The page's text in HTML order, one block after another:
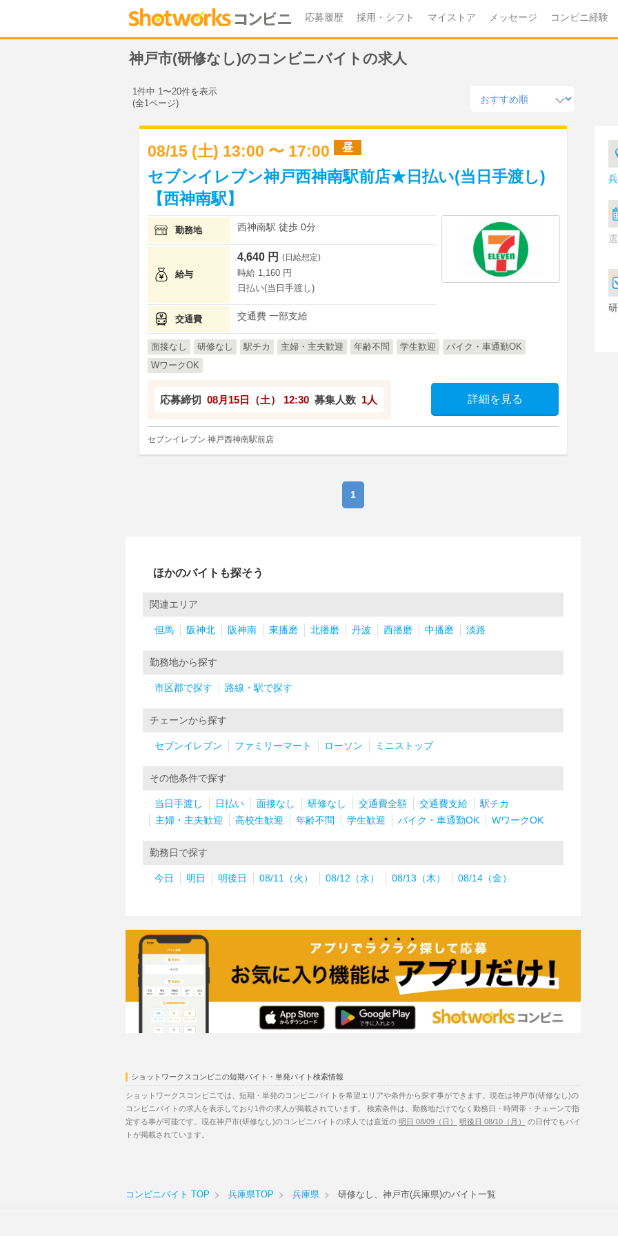
応募履歴 採用・シフト マイストア メッセージ コンビニ経験
神戸市(研修なし)のコンビニバイトの求人
1件中 1〜20件を表示
(全1ページ)
08/15 (土) 13:00 〜 17:00 昼
セブンイレブン神戸西神南駅前店★日払い(当日手渡し)
【西神南駅】
勤務地 西神南駅 徒歩 0分
給与
4,640 円 (日給想定)
時給 1,160 円
日払い(当日手渡し)
交通費 交通費 一部支給
面接なし 研修なし 駅チカ 主婦・主夫歓迎 年齢不問 学生歓迎
バイク・車通勤OK
WワークOK
応募締切 08月15日（土） 12:30 募集人数 1人 詳細を見る
セブンイレブン 神戸西神南駅前店
1
ほかのバイトも探そう
関連エリア
但馬 阪神北 阪神南 東播磨 北播磨 丹波 西播磨 中播磨 淡路
勤務地から探す
市区郡で探す 路線・駅で探す
チェーンから探す
セブンイレブン ファミリーマート ローソン ミニストップ
その他条件で探す
当日手渡し 日払い 面接なし 研修なし 交通費全額 交通費支給
駅チカ
主婦・主夫歓迎
高校生歓迎 年齢不問 学生歓迎 バイク・車通勤OK WワークOK
勤務日で探す
今日 明日 明後日 08/11（火） 08/12（水） 08/13（木） 08/14（金）
ショットワークスコンビニの短期バイト・単発バイト検索情報
ショットワークスコンビニでは、短期・単発のコンビニバイトを希望エリアや条件から探す事ができます。現在は神戸市(研修なし)の
コンビニバイトの求人を表示しており1件の求人が掲載されています。 検索条件は、勤務地だけでなく勤務日・時間帯・チェーンで指
定する事が可能です。現在神戸市(研修なし)のコンビニバイトの求人では直近の 明日 08/09（日） 明後日 08/10（月）
の日付でもバイ
トが掲載されています。
コンビニバイト TOP 兵庫県TOP 兵庫県 研修なし、神戸市(兵庫県)のバイト一覧